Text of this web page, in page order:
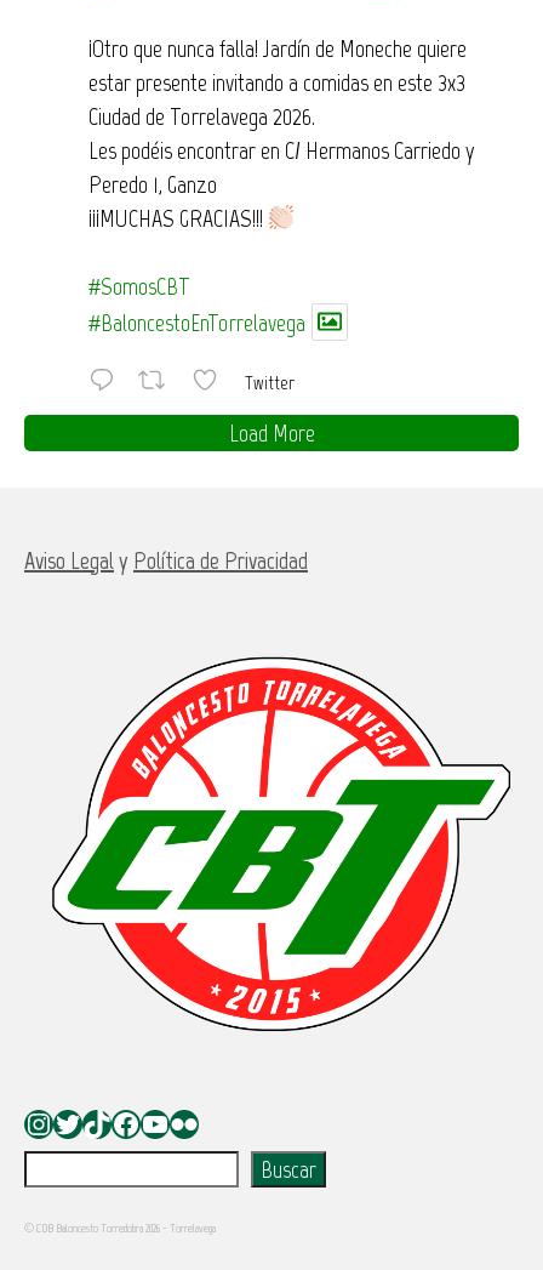
¡Otro que nunca falla! Jardín de Moneche quiere
estar presente invitando a comidas en este 3x3
Ciudad de Torrelavega 2026.
Les podéis encontrar en C/ Hermanos Carriedo y
Peredo 1, Ganzo
¡¡¡MUCHAS GRACIAS!!!
#SomosCBT
#BaloncestoEnTorrelavega
Twitter
Load More
Aviso Legaly Política de Privacidad
Instagram
Twitter
TikTokFacebook
YouTube
Flickr
Buscar Buscar
© CDB Baloncesto Torredobra 2026 - Torrelavega